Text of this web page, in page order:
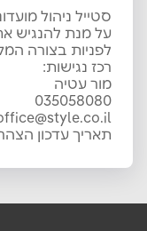
סטייל ניהול
על מנת להנגיש
לפניות בצורה
רכז נגישות:
מור עטיה
035058080
תאריך עדכון הצהרת